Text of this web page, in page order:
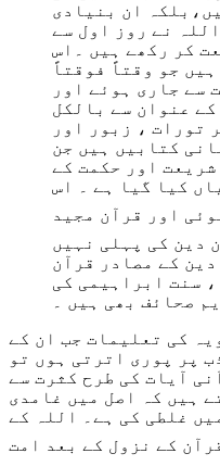
ان بنیادی
نے روز اول سے
کر رکھے ہیں ۔اس
جو وقتاً فوقتاً
سے جاری ہوئے اور
کے عنوان سے بالکل
تورات ، زبور اور
کتابیں ہیں جن
اور حکمت کے
کیا گیا ہے ۔ اس
اور قرآن مجید
دین کی پہلی نہیں
کے مصادر قرآن
، سنت ابراہیمی کی
صحائف بھی ہیں ۔
کی تعلیمات جب ان کے
پر پوری اترتی ہوں تو
آیات کی طرح کثرت سے
ہیں کہ اصل میں غامدی
غلطی کی ہے۔ اللہ کے
کے نزول کے بعد امت